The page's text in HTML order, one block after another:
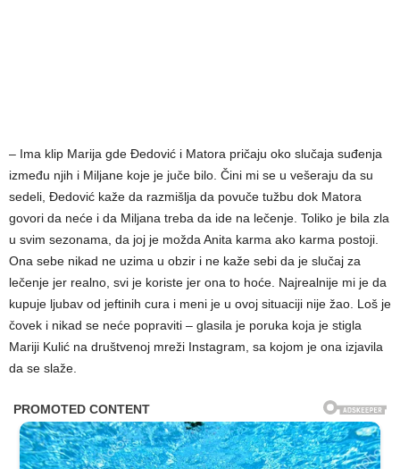
– Ima klip Marija gde Đedović i Matora pričaju oko slučaja suđenja
između njih i Miljane koje je juče bilo. Čini mi se u vešeraju da su
sedeli, Đedović kaže da razmišlja da povuče tužbu dok Matora
govori da neće i da Miljana treba da ide na lečenje. Toliko je bila zla
u svim sezonama, da joj je možda Anita karma ako karma postoji.
Ona sebe nikad ne uzima u obzir i ne kaže sebi da je slučaj za
lečenje jer realno, svi je koriste jer ona to hoće. Najrealnije mi je da
kupuje ljubav od jeftinih cura i meni je u ovoj situaciji nije žao. Loš je
čovek i nikad se neće popraviti – glasila je poruka koja je stigla
Mariji Kulić na društvenoj mreži Instagram, sa kojom je ona izjavila
da se slaže.